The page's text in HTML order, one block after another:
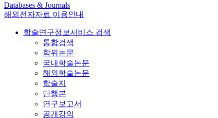
Databases & Journals
해외전자자료 이용안내
학술연구정보서비스 검색
통합검색
학위논문
국내학술논문
해외학술논문
학술지
단행본
연구보고서
공개강의